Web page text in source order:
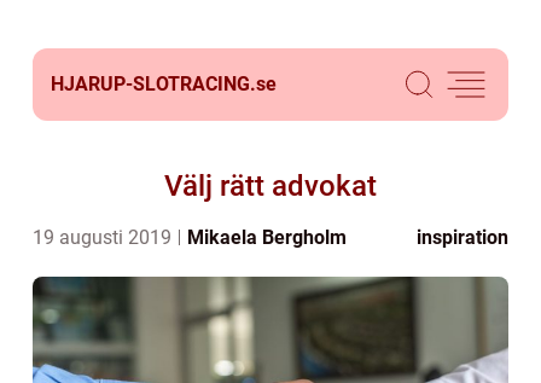
HJARUP-SLOTRACING.se
Välj rätt advokat
19 augusti 2019 Mikaela Bergholm inspiration